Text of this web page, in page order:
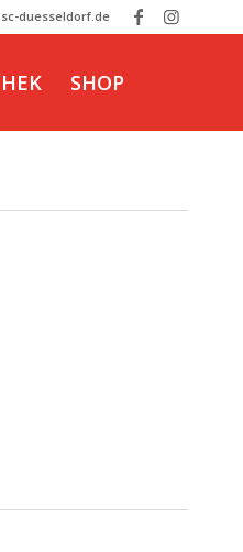
duesseldorf.de
SHOP